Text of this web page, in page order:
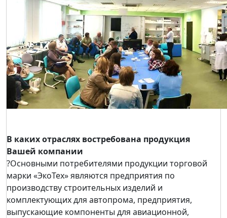
В каких отраслях востребована продукция
Вашей компании
?Основными потребителями продукции торговой
марки «ЭкоТех» являются предприятия по
производству строительных изделий и
комплектующих для автопрома, предприятия,
выпускающие компоненты для авиационной,